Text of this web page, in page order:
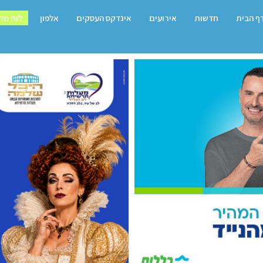
הבית חדשות אירועים אינדקס העסקים אלפון לוח